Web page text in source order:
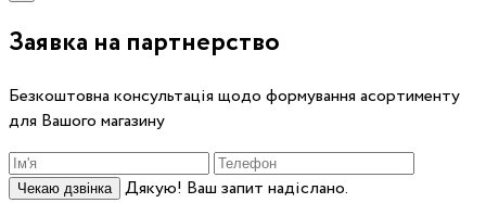
Заявка на партнерство
Безкоштовна консультація щодо формування асортименту
для Вашого магазину
Чекаю дзвінка
Дякую! Ваш запит надіслано.